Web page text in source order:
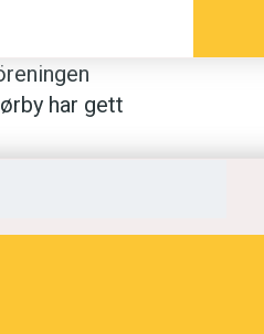
har gett
Maria